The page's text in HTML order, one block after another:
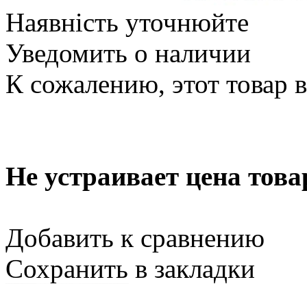
Наявність уточнюйте
Уведомить о наличии
К сожалению, этот товар
Не устраивает цена
Добавить к сравнению
Сохранить в закладки